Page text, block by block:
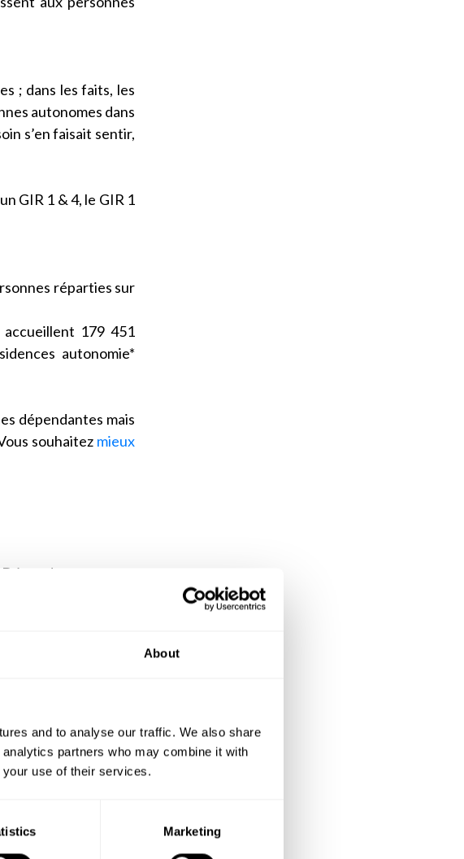
About
and to analyse our traffic. We also share
partners who may combine it with
your use of their services.
Marketing
; dans les faits, les
autonomes dans
s’en faisait sentir,
GIR 1 & 4, le GIR 1
réparties sur
179 451
autonomie*
dépendantes mais
souhaitez mieux
fait de leur petite
que 25 places
kitchenettes. Le
dans les EHPAD
domicile avec une
ou urbain créés